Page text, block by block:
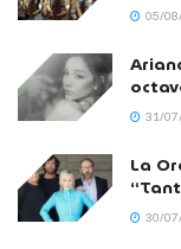
05/
31/
La
30/